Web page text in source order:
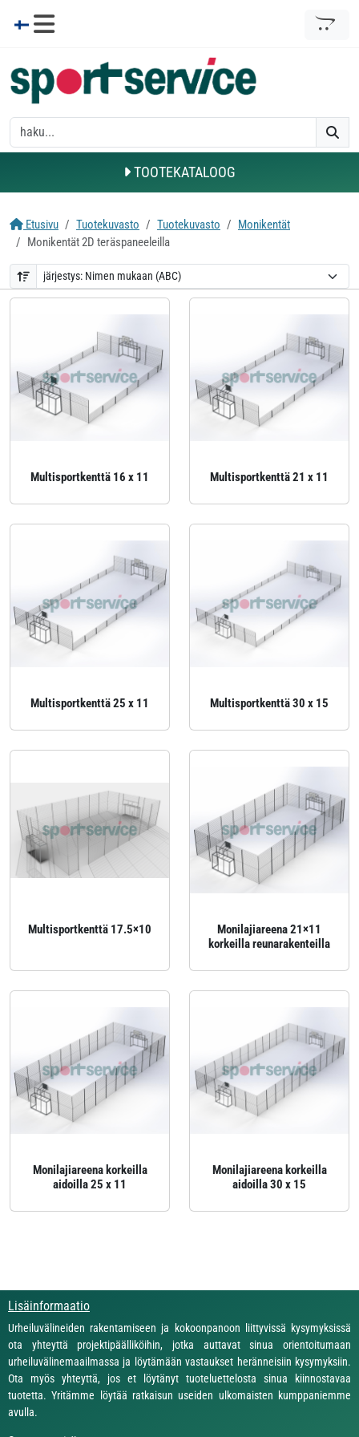
TOOTEKATALOOG
Etusivu Tuotekuvasto Tuotekuvasto
Monikentät
Monikentät 2D teräspaneeleilla
Multisportkenttä 16 x 11 Multisportkenttä 21 x 11
Multisportkenttä 25 x 11 Multisportkenttä 30 x 15
Multisportkenttä 17.5×10
Monilajiareena 21×11
korkeilla reunarakenteilla
Monilajiareena korkeilla
aidoilla 25 x 11
Monilajiareena korkeilla
aidoilla 30 x 15
Lisäinformaatio
Urheiluvälineiden rakentamiseen ja kokoonpanoon liittyvissä kysymyksissä
ota yhteyttä projektipäälliköihin, jotka auttavat sinua orientoitumaan
urheiluvälinemaailmassa ja löytämään vastaukset heränneisiin kysymyksiin.
Ota myös yhteyttä, jos et löytänyt tuoteluettelosta sinua kiinnostavaa
tuotetta. Yritämme löytää ratkaisun useiden ulkomaisten kumppaniemme
avulla.